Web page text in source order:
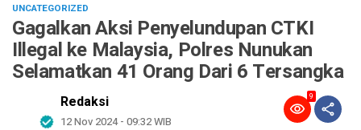
UNCATEGORIZED
Gagalkan Aksi Penyelundupan CTKI
Illegal ke Malaysia, Polres Nunukan
Selamatkan 41 Orang Dari 6 Tersangka
Redaksi
12 Nov 2024 - 09:32 WIB
9